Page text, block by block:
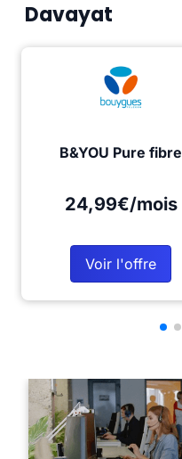
Davayat
B&YOU Pure fibre
24,99€/mois
Voir l'offre